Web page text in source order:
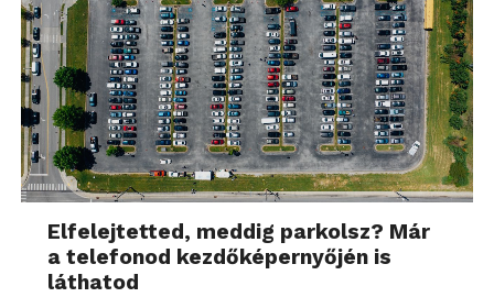
Elfelejtetted, meddig parkolsz? Már
a telefonod kezdőképernyőjén is
láthatod